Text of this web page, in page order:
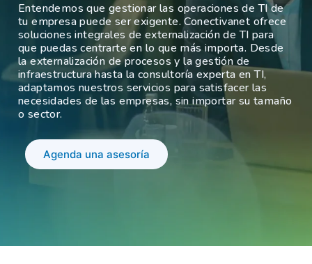
Entendemos que gestionar las operaciones de TI de
tu empresa puede ser exigente. Conectivanet ofrece
soluciones integrales de externalización de TI para
que puedas centrarte en lo que más importa. Desde
la externalización de procesos y la gestión de
infraestructura hasta la consultoría experta en TI,
adaptamos nuestros servicios para satisfacer las
necesidades de las empresas, sin importar su tamaño
o sector.
Agenda una asesoría